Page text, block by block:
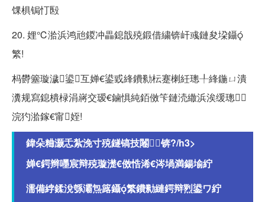
馃椇锔忊殹
20. 娌℃湁浜鸿兘鍐冲畾鎴戠殑鍛借繍锛屽彧鏈夋垜鑷
繁!
杩欎簺璇濊鍙互婵€鍙戜綘鐨勬枟蹇楋紝璁╀綘鍦ㄩ潰
瀵规寫鎴樻椂涓嶈交瑷€鏀惧純銆傚笇鏈涜繖浜涘缓璁
浣犳湁鎵€甯姪!
鍏朵粬灏忎紮浼寸殑鐩镐技闂锛?/h3>
婵€鍔辫嚜宸辩殑璇濋€傚悎浠€涔堝満鍚堬紵
濡備綍鍒涗綔灞炰簬鑷繁鐨勬縺鍔辩煭鍙ワ紵